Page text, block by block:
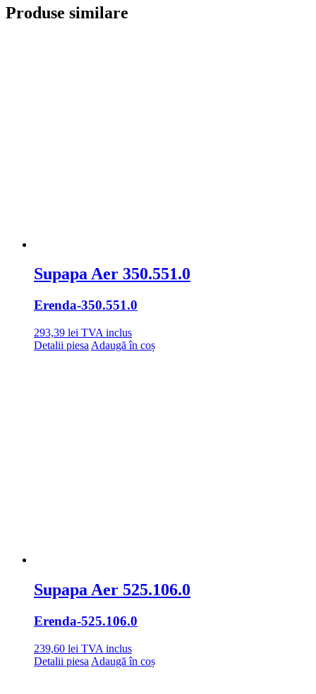
Produse similare
Supapa Aer 350.551.0
Erenda-350.551.0
293,39 lei TVA inclus
Detalii piesa Adaugă în coș
Supapa Aer 525.106.0
Erenda-525.106.0
239,60 lei TVA inclus
Detalii piesa Adaugă în coș